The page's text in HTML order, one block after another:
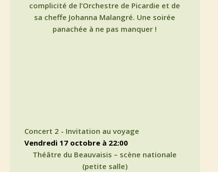
complicité de l’Orchestre de Picardie et de
sa cheffe Johanna Malangré. Une soirée
panachée à ne pas manquer !
Concert 2 - Invitation au voyage
vendredi 17 octobre à 22:00
Théâtre du Beauvaisis – scène nationale
(petite salle)